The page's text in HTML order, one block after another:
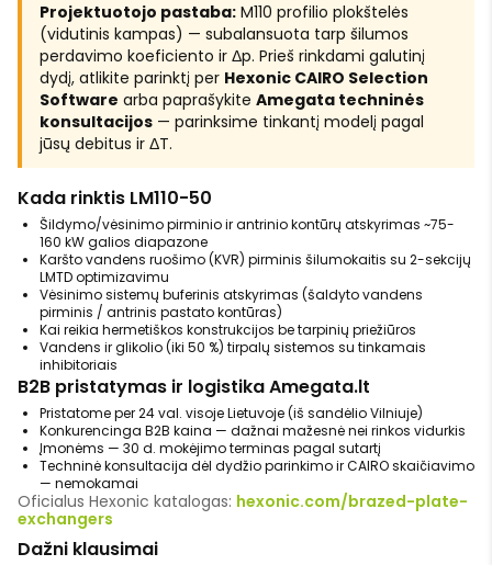
Projektuotojo pastaba: M110 profilio plokštelės
(vidutinis kampas) — subalansuota tarp šilumos
perdavimo koeficiento ir Δp. Prieš rinkdami galutinį
dydį, atlikite parinktį per Hexonic CAIRO Selection
Software arba paprašykite Amegata techninės
konsultacijos — parinksime tinkantį modelį pagal
jūsų debitus ir ΔT.
Kada rinktis LM110-50
Šildymo/vėsinimo pirminio ir antrinio kontūrų atskyrimas ~75-
160 kW galios diapazone
Karšto vandens ruošimo (KVR) pirminis šilumokaitis su 2-sekcijų
LMTD optimizavimu
Vėsinimo sistemų buferinis atskyrimas (šaldyto vandens
pirminis / antrinis pastato kontūras)
Kai reikia hermetiškos konstrukcijos be tarpinių priežiūros
Vandens ir glikolio (iki 50 %) tirpalų sistemos su tinkamais
inhibitoriais
B2B pristatymas ir logistika Amegata.lt
Pristatome per 24 val. visoje Lietuvoje (iš sandėlio Vilniuje)
Konkurencinga B2B kaina — dažnai mažesnė nei rinkos vidurkis
Įmonėms — 30 d. mokėjimo terminas pagal sutartį
Techninė konsultacija dėl dydžio parinkimo ir CAIRO skaičiavimo
— nemokamai
Oficialus Hexonic katalogas: hexonic.com/brazed-plate-
exchangers
Dažni klausimai